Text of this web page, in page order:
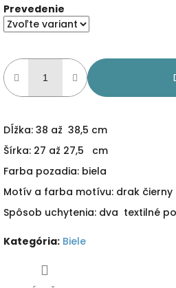
Prevedenie
Dĺžka: 38 až 38,5 cm
Šírka: 27 až 27,5 cm
Farba pozadia: biela
Motív a farba motívu: drak čierny
Spôsob uchytenia: dva textilné
Kategória: Biele